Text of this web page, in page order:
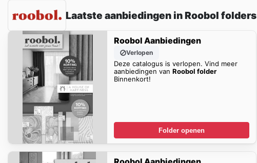
Laatste aanbiedingen in Roobol folders
Roobol Aanbiedingen
Verlopen
Deze catalogus is verlopen. Vind meer
aanbiedingen van Roobol folder
Binnenkort!
Folder openen